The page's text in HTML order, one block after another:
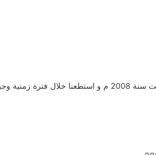
إحدى الشركات الرائدة في مجال التطوير البرمجي في